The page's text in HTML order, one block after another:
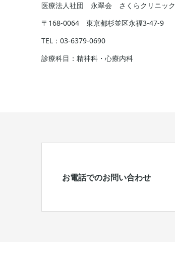
医療法人社団 永翠会 さくらクリニック
〒168-0064 東京都杉並区永福3-47-9
TEL：03-6379-0690
診療科目：精神科・心療内科
お電話でのお問い合わせ